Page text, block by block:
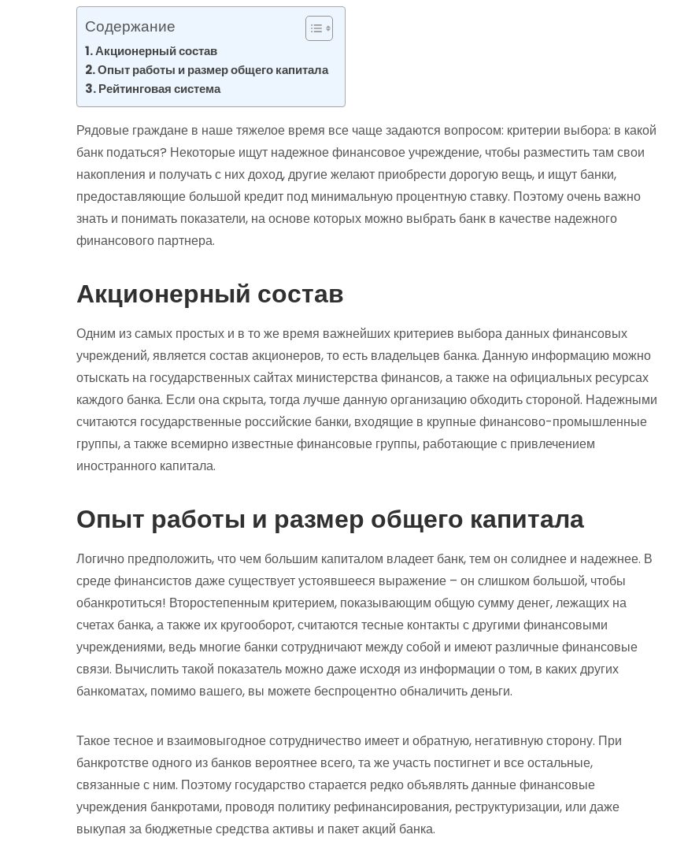
Содержание
Акционерный состав
Опыт работы и размер общего капитала
Рейтинговая система
Рядовые граждане в наше тяжелое время все чаще задаются вопросом: критерии выбора: в какой
банк податься? Некоторые ищут надежное финансовое учреждение, чтобы разместить там свои
накопления и получать с них доход, другие желают приобрести дорогую вещь, и ищут банки,
предоставляющие большой кредит под минимальную процентную ставку. Поэтому очень важно
знать и понимать показатели, на основе которых можно выбрать банк в качестве надежного
финансового партнера.
Акционерный состав
Одним из самых простых и в то же время важнейших критериев выбора данных финансовых
учреждений, является состав акционеров, то есть владельцев банка. Данную информацию можно
отыскать на государственных сайтах министерства финансов, а также на официальных ресурсах
каждого банка. Если она скрыта, тогда лучше данную организацию обходить стороной. Надежными
считаются государственные российские банки, входящие в крупные финансово-промышленные
группы, а также всемирно известные финансовые группы, работающие с привлечением
иностранного капитала.
Опыт работы и размер общего капитала
Логично предположить, что чем большим капиталом владеет банк, тем он солиднее и надежнее. В
среде финансистов даже существует устоявшееся выражение – он слишком большой, чтобы
обанкротиться! Второстепенным критерием, показывающим общую сумму денег, лежащих на
счетах банка, а также их кругооборот, считаются тесные контакты с другими финансовыми
учреждениями, ведь многие банки сотрудничают между собой и имеют различные финансовые
связи. Вычислить такой показатель можно даже исходя из информации о том, в каких других
банкоматах, помимо вашего, вы можете беспроцентно обналичить деньги.
Такое тесное и взаимовыгодное сотрудничество имеет и обратную, негативную сторону. При
банкротстве одного из банков вероятнее всего, та же участь постигнет и все остальные,
связанные с ним. Поэтому государство старается редко объявлять данные финансовые
учреждения банкротами, проводя политику рефинансирования, реструктуризации, или даже
выкупая за бюджетные средства активы и пакет акций банка.